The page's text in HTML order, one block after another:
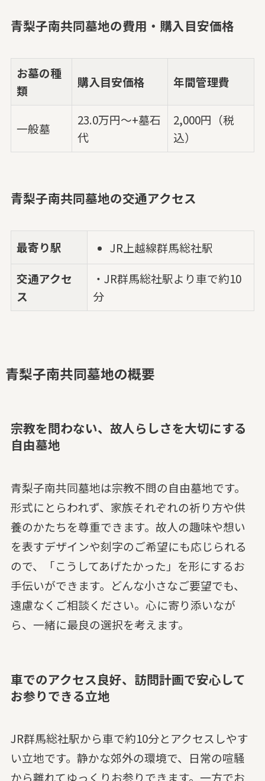
青梨子南共同墓地の費用・購入目安価格
お墓の種
類
購入目安価格 年間管理費
一般墓
23.0万円～+墓石
代
2,000円（税
込）
青梨子南共同墓地の交通アクセス
最寄り駅
JR上越線群馬総社駅
交通アクセ
ス
・JR群馬総社駅より車で約10
分
青梨子南共同墓地の概要
宗教を問わない、故人らしさを大切にする
自由墓地
青梨子南共同墓地は宗教不問の自由墓地です。
形式にとらわれず、家族それぞれの祈り方や供
養のかたちを尊重できます。故人の趣味や想い
を表すデザインや刻字のご希望にも応じられる
ので、「こうしてあげたかった」を形にするお
手伝いができます。どんな小さなご要望でも、
遠慮なくご相談ください。心に寄り添いなが
ら、一緒に最良の選択を考えます。
車でのアクセス良好、訪問計画で安心して
お参りできる立地
JR群馬総社駅から車で約10分とアクセスしやす
い立地です。静かな郊外の環境で、日常の喧騒
から離れてゆっくりお参りできます。一方でお